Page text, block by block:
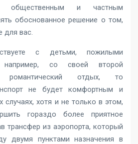
общественным и частным
обоснованное решение о том,
для вас.
с детьми, пожилыми
например, со своей второй
отдых, то
не будет комфортным и
хотя и не только в этом,
гораздо более приятное
трансфер из аэропорта, который
двумя пунктами назначения в